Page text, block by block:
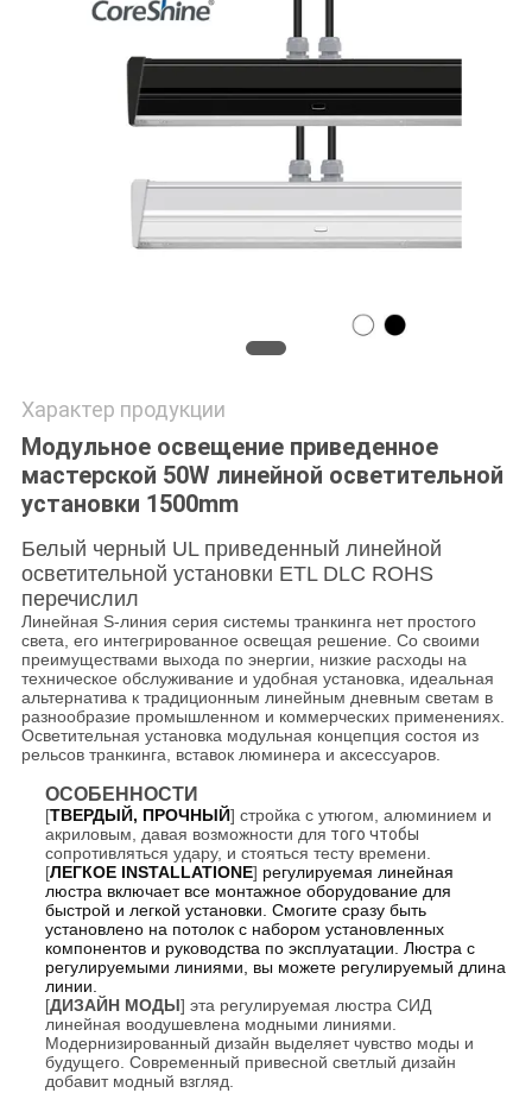
Характер продукции
Модульное освещение приведенное
мастерской 50W линейной осветительной
установки 1500mm
Белый черный UL приведенный линейной
осветительной установки ETL DLC ROHS
перечислил
Линейная S-линия серия системы транкинга нет простого
света, его интегрированное освещая решение. Со своими
преимуществами выхода по энергии, низкие расходы на
техническое обслуживание и удобная установка, идеальная
альтернатива к традиционным линейным дневным светам в
разнообразие промышленном и коммерческих применениях.
Осветительная установка модульная концепция состоя из
рельсов транкинга, вставок люминера и аксессуаров.
ОСОБЕННОСТИ
[ТВЕРДЫЙ, ПРОЧНЫЙ] стройка с утюгом, алюминием и
акриловым, давая возможности для того чтобы
сопротивляться удару, и стояться тесту времени.
[ЛЕГКОЕ INSTALLATIONE] регулируемая линейная
люстра включает все монтажное оборудование для
быстрой и легкой установки. Смогите сразу быть
установлено на потолок с набором установленных
компонентов и руководства по эксплуатации. Люстра с
регулируемыми линиями, вы можете регулируемый длина
линии.
[ДИЗАЙН МОДЫ] эта регулируемая люстра СИД
линейная воодушевлена модными линиями.
Модернизированный дизайн выделяет чувство моды и
будущего. Современный привесной светлый дизайн
добавит модный взгляд.